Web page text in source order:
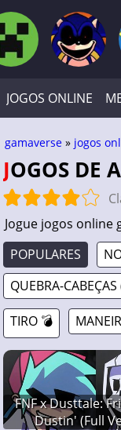
JOGOS ONLINE
gamaverse » jogos
JOGOS DE
Jogue jogos
POPULARES
QUEBRA-
TIRO 💣
FNF x Dusttale:
Dustin' (Full